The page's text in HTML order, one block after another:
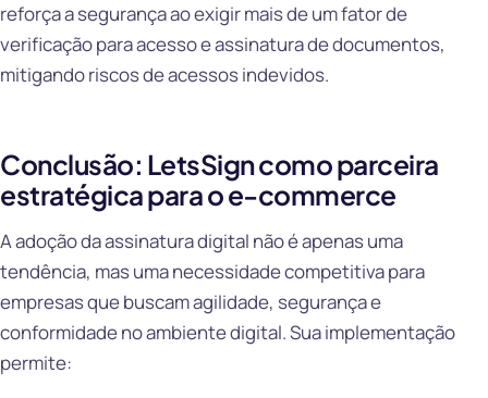
reforça a segurança ao exigir mais de um fator de
verificação para acesso e assinatura de documentos,
mitigando riscos de acessos indevidos.
Conclusão: LetsSign como parceira
estratégica para o e-commerce
A adoção da assinatura digital não é apenas uma
tendência, mas uma necessidade competitiva para
empresas que buscam agilidade, segurança e
conformidade no ambiente digital. Sua implementação
permite: